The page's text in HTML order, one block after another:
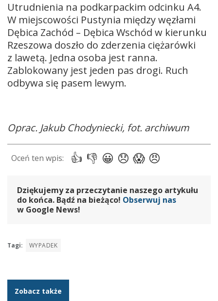
Utrudnienia na podkarpackim odcinku A4.
W miejscowości Pustynia między węzłami
Dębica Zachód – Dębica Wschód w kierunku
Rzeszowa doszło do zderzenia ciężarówki
z lawetą. Jedna osoba jest ranna.
Zablokowany jest jeden pas drogi. Ruch
odbywa się pasem lewym.
Oprac. Jakub Chodyniecki, fot. archiwum
Dziękujemy za przeczytanie naszego artykułu
do końca. Bądź na bieżąco! Obserwuj nas
w Google News!
Tagi: WYPADEK
Zobacz także